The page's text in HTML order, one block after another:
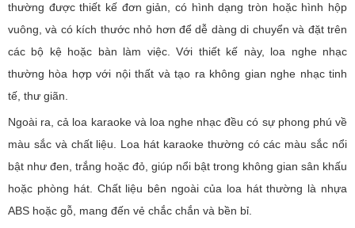
thường được thiết kế đơn giản, có hình dạng tròn hoặc hình hộp
vuông, và có kích thước nhỏ hơn để dễ dàng di chuyển và đặt trên
các bộ kệ hoặc bàn làm việc. Với thiết kế này, loa nghe nhạc
thường hòa hợp với nội thất và tạo ra không gian nghe nhạc tinh
tế, thư giãn.
Ngoài ra, cả loa karaoke và loa nghe nhạc đều có sự phong phú về
màu sắc và chất liệu. Loa hát karaoke thường có các màu sắc nổi
bật như đen, trắng hoặc đỏ, giúp nổi bật trong không gian sân khấu
hoặc phòng hát. Chất liệu bên ngoài của loa hát thường là nhựa
ABS hoặc gỗ, mang đến vẻ chắc chắn và bền bỉ.